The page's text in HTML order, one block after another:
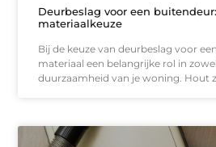
Deurbeslag voor een
materiaalkeuze
Bij de keuze van deurbeslag voor
materiaal een belangrijke rol in
duurzaamheid van je woning. Hout